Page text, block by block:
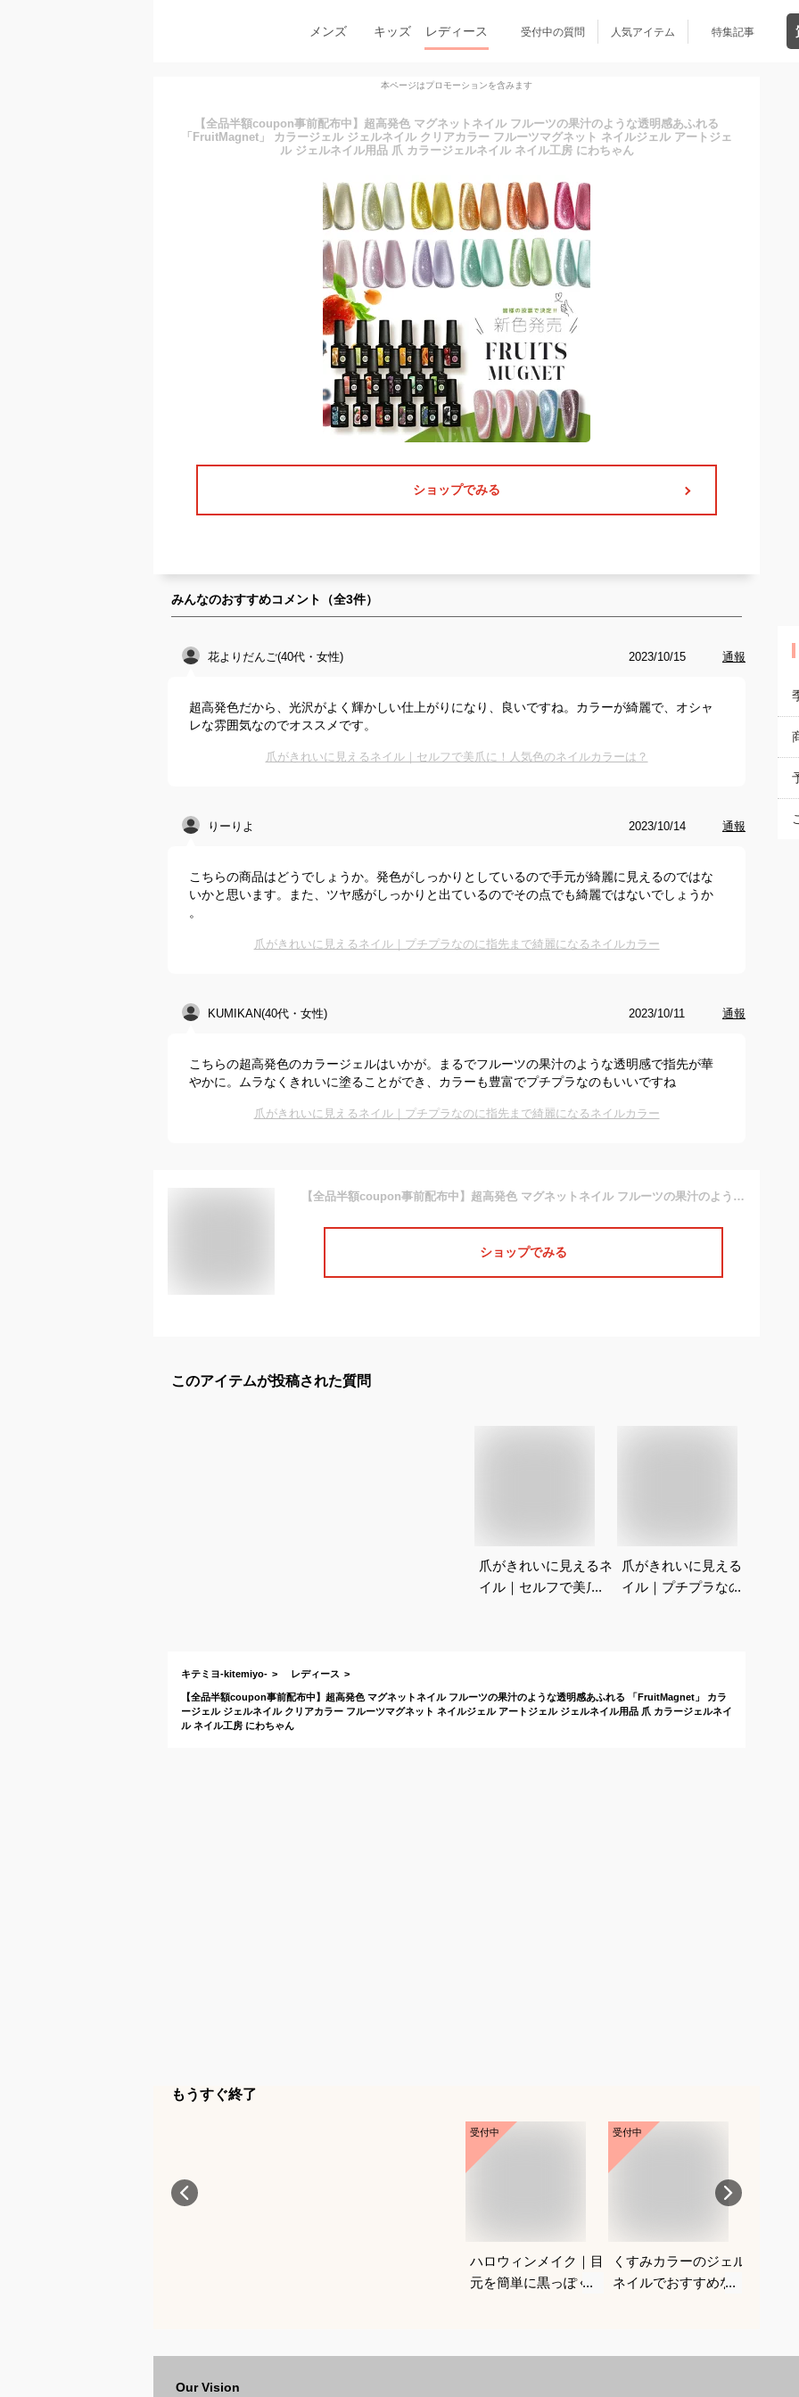
メンズ キッズ レディース 受付中の質問 人気アイテム 特集記事
本ページはプロモーションを含みます
【全品半額coupon事前配布中】超高発色 マグネットネイル フルーツの果汁のような透明感あふれる
「FruitMagnet」 カラージェル ジェルネイル クリアカラー フルーツマグネット ネイルジェル アートジェ
ル ジェルネイル用品 爪 カラージェルネイル ネイル工房 にわちゃん
ショップでみる
みんなのおすすめコメント（全3件）
花よりだんご(40代・女性) 2023/10/15 通報
超高発色だから、光沢がよく輝かしい仕上がりになり、良いですね。カラーが綺麗で、オシャ
レな雰囲気なのでオススメです。
爪がきれいに見えるネイル｜セルフで美爪に！人気色のネイルカラーは？
りーりよ 2023/10/14 通報
こちらの商品はどうでしょうか。発色がしっかりとしているので手元が綺麗に見えるのではな
いかと思います。また、ツヤ感がしっかりと出ているのでその点でも綺麗ではないでしょうか
。
爪がきれいに見えるネイル｜プチプラなのに指先まで綺麗になるネイルカラー
KUMIKAN(40代・女性) 2023/10/11 通報
こちらの超高発色のカラージェルはいかが。まるでフルーツの果汁のような透明感で指先が華
やかに。ムラなくきれいに塗ることができ、カラーも豊富でプチプラなのもいいですね
爪がきれいに見えるネイル｜プチプラなのに指先まで綺麗になるネイルカラー
【全品半額coupon事前配布中】超高発色 マグネットネイル フルーツの果汁のような透明感あふれる 「FruitMagnet」 カラージェル ジェルネイル クリアカラー フルーツマグネット ネイルジェル アートジェル ジェルネイル用品 爪 カラージェルネイル ネイル工房 にわちゃん
ショップでみる
このアイテムが投稿された質問
爪がきれいに見えるネ
イル｜セルフで美爪
爪がきれいに見えるネ
イル｜プチプラなのに
キテミヨ-kitemiyo- レディース
【全品半額coupon事前配布中】超高発色 マグネットネイル フルーツの果汁のような透明感あふれる 「FruitMagnet」 カラ
ージェル ジェルネイル クリアカラー フルーツマグネット ネイルジェル アートジェル ジェルネイル用品 爪 カラージェルネイ
ル ネイル工房 にわちゃん
もうすぐ終了
受付中
ハロウィンメイク｜目
元を簡単に黒っぽくで
受付中
くすみカラーのジェル
ネイルでおすすめなの
Our Vision